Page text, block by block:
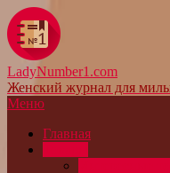
LadyNumber1.com
Женский журнал для
Меню
Главная